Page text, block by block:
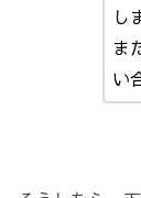
し
ま
い